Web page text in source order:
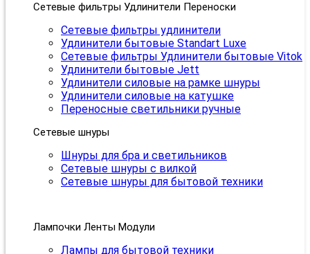
Сетевые фильтры Удлинители Переноски
Сетевые фильтры удлинители
Удлинители бытовые Standart Luxe
Сетевые фильтры Удлинители бытовые Vitok
Удлинители бытовые Jett
Удлинители силовые на рамке шнуры
Удлинители силовые на катушке
Переносные светильники ручные
Сетевые шнуры
Шнуры для бра и светильников
Сетевые шнуры с вилкой
Сетевые шнуры для бытовой техники
Лампочки Ленты Модули
Лампы для бытовой техники